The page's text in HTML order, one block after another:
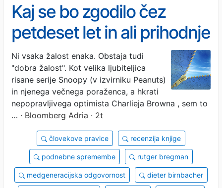
Kaj se bo zgodilo čez
petdeset let in ali prihodnje
generacije že danes
plačujejo ceno naših
odločitev?
Ni vsaka žalost enaka. Obstaja tudi
"dobra žalost". Kot velika ljubiteljica
risane serije Snoopy (v izvirniku Peanuts)
in njenega večnega poraženca, a hkrati
nepopravljivega optimista Charlieja Browna , sem to
… · Bloomberg Adria · 2t
človekove pravice recenzija knjige
podnebne spremembe rutger bregman
medgeneracijska odgovornost dieter birnbacher